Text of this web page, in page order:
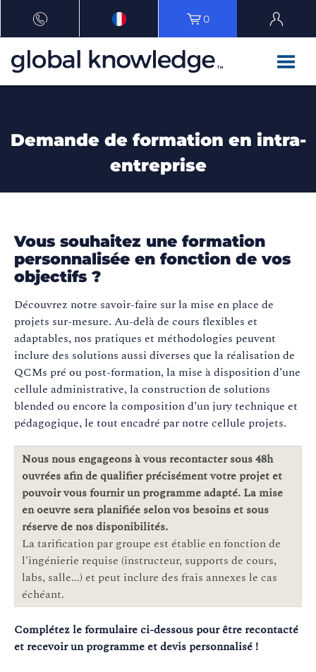
0
Demande de formation en intra-
entreprise
Vous souhaitez une formation
personnalisée en fonction de vos
objectifs ?
Découvrez notre savoir-faire sur la mise en place de
projets sur-mesure. Au-delà de cours flexibles et
adaptables, nos pratiques et méthodologies peuvent
inclure des solutions aussi diverses que la réalisation de
QCMs pré ou post-formation, la mise à disposition d’une
cellule administrative, la construction de solutions
blended ou encore la composition d’un jury technique et
pédagogique, le tout encadré par notre cellule projets.
Nous nous engageons à vous recontacter sous 48h
ouvrées afin de qualifier précisément votre projet et
pouvoir vous fournir un programme adapté. La mise
en oeuvre sera planifiée selon vos besoins et sous
réserve de nos disponibilités.
La tarification par groupe est établie en fonction de
l'ingénierie requise (instructeur, supports de cours,
labs, salle...) et peut inclure des frais annexes le cas
échéant.
Complétez le formulaire ci-dessous pour être recontacté
et recevoir un programme et devis personnalisé !